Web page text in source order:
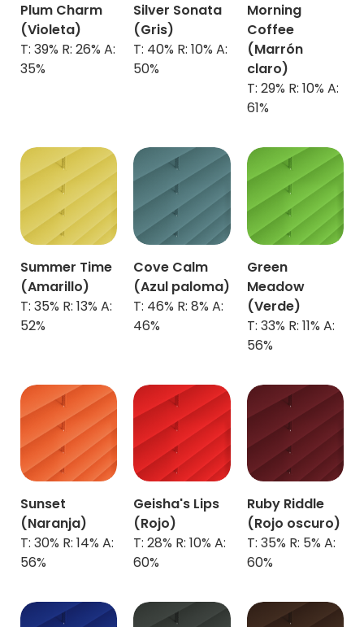
Plum Charm
(Violeta)
T: 39% R: 26% A:
35%
Silver Sonata
(Gris)
T: 40% R: 10% A:
50%
Morning
Coffee
(Marrón
claro)
T: 29% R: 10% A:
61%
Summer Time
(Amarillo)
T: 35% R: 13% A:
52%
Cove Calm
(Azul paloma)
T: 46% R: 8% A:
46%
Green
Meadow
(Verde)
T: 33% R: 11% A:
56%
Sunset
(Naranja)
T: 30% R: 14% A:
56%
Geisha's Lips
(Rojo)
T: 28% R: 10% A:
60%
Ruby Riddle
(Rojo oscuro)
T: 35% R: 5% A:
60%